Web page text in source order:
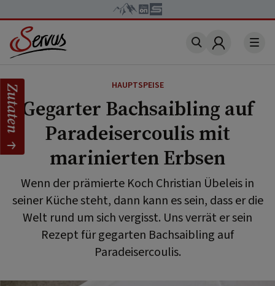
Account
HAUPTSPEISE
Gegarter Bachsaibling auf
Paradeisercoulis mit
marinierten Erbsen
Wenn der prämierte Koch Christian Übeleis in
seiner Küche steht, dann kann es sein, dass er die
Welt rund um sich vergisst. Uns verrät er sein
Rezept für gegarten Bachsaibling auf
Paradeisercoulis.
Zutaten